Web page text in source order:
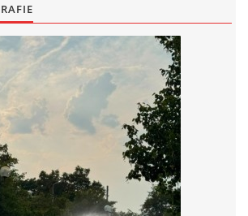
dobrovolných hasičů Koterov
Koterovská náves 15
fax.377443505 mob.725725474
hasicikoterov@email.cz